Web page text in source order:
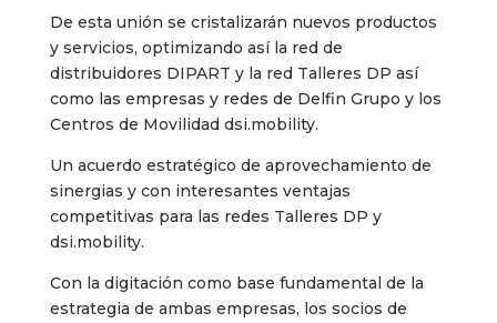
De esta unión se cristalizarán nuevos productos
y servicios, optimizando así la red de
distribuidores DIPART y la red Talleres DP así
como las empresas y redes de Delfin Grupo y los
Centros de Movilidad dsi.mobility.
Un acuerdo estratégico de aprovechamiento de
sinergias y con interesantes ventajas
competitivas para las redes Talleres DP y
dsi.mobility.
Con la digitación como base fundamental de la
estrategia de ambas empresas, los socios de